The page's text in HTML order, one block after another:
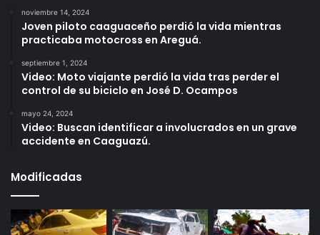
noviembre 14, 2024
Joven piloto caaguaceño perdió la vida mientras
practicaba motocross en Areguá.
septiembre 1, 2024
Video: Moto viajante perdió la vida tras perder el
control de su biciclo en José D. Ocampos
mayo 24, 2024
Video: Buscan identificar a involucrados en un grave
accidente en Caaguazú.
Modificadas